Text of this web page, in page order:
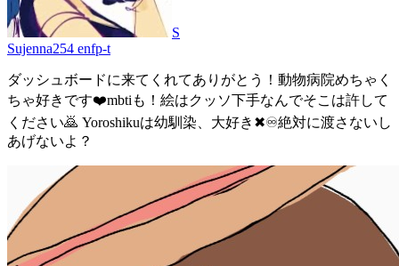
S
Sujenna254 enfp-t
ダッシュボードに来てくれてありがとう！動物病院めちゃく
ちゃ好きです❤️mbtiも！絵はクッソ下手なんでそこは許して
ください🙇 Yoroshikuは幼馴染、大好き✖︎♾️絶対に渡さないし
あげないよ？